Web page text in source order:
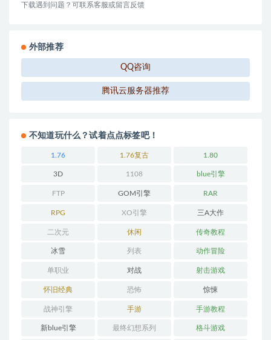
下载遇到问题？可联系客服或留言反馈
外部推荐
QQ咨询
腾讯云服务器推荐
不知道玩什么？试着点点标签吧！
1.76 1.76复古 1.80
3D 1108 blue引擎
FTP GOM引擎 RAR
RPG XO引擎 三A大作
二次元 休闲 传奇教程
冰雪 列表 动作冒险
单职业 对战 射击游戏
怀旧经典 恐怖 惊悚
战神引擎 手游 手游教程
新blue引擎 最终幻想系列 格斗游戏